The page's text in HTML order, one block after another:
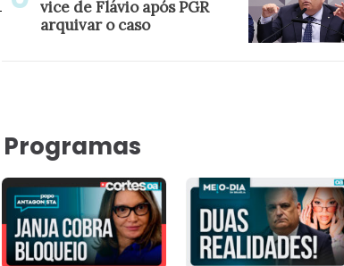
vice de Flávio após PGR
arquivar o caso
Programas